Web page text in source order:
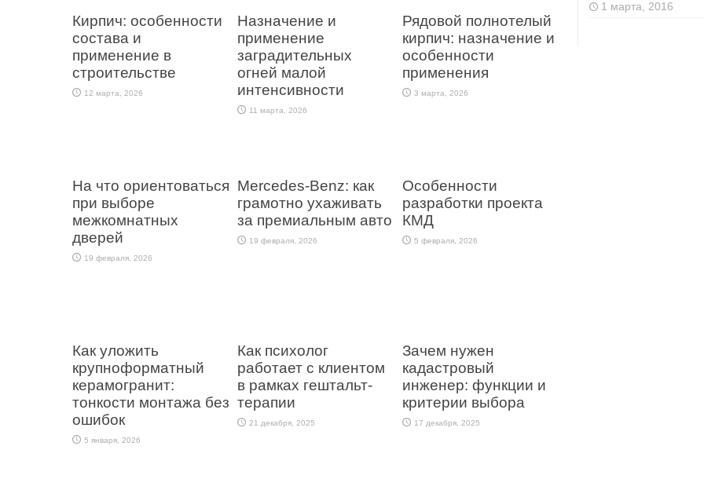
Кирпич: особенности
состава и
применение в
строительстве
12 марта, 2026
Назначение и
применение
заградительных
огней малой
интенсивности
11 марта, 2026
Рядовой полнотелый
кирпич: назначение и
особенности
применения
3 марта, 2026
На что ориентоваться
при выборе
межкомнатных
дверей
19 февраля, 2026
Mercedes-Benz: как
грамотно ухаживать
за премиальным авто
19 февраля, 2026
Особенности
разработки проекта
КМД
5 февраля, 2026
Как уложить
крупноформатный
керамогранит:
тонкости монтажа без
ошибок
5 января, 2026
Как психолог
работает с клиентом
в рамках гештальт-
терапии
21 декабря, 2025
Зачем нужен
кадастровый
инженер: функции и
критерии выбора
17 декабря, 2025
1 марта, 2016